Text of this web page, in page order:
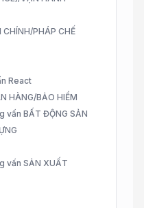
PHÁP CHẾ
React
HÀNG/BẢO HIỂM
vấn BẤT ĐỘNG SẢN
vấn SẢN XUẤT